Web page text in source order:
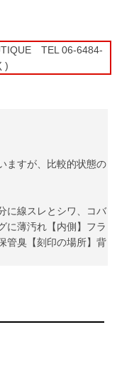
TEL 06-6484-
)
ますが、比較的状態の
に線スレとシワ、コバ
に薄汚れ【内側】フラ
管臭【刻印の場所】背